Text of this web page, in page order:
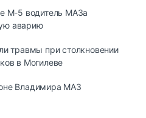
М-5 водитель МАЗа
аварию
травмы при столкновении
в Могилеве
Владимира МАЗ